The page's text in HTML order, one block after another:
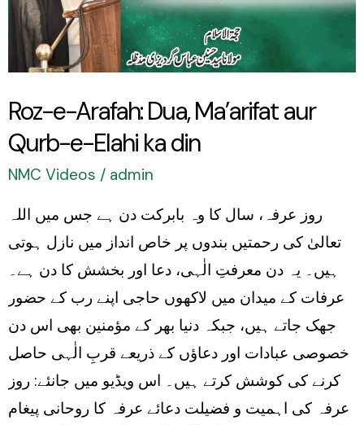
Roz-e-Arafah: Dua, Ma’arifat aur
Qurb-e-Elahi ka din
NMC Videos / admin
روز عرفہ، سال کا وہ بابرکت دن ہے جس میں اللہ
تعالیٰ کی رحمتیں بندوں پر خاص انداز میں نازل ہوتی
ہیں۔ یہ دن معرفتِ الٰہی، دعا اور بخشش کا دن ہے۔
عرفات کے میدان میں لاکھوں حاجی اپنے رب کے حضور
جھک جاتے ہیں، جبکہ دنیا بھر کے مؤمنین بھی اس دن
خصوصی عبادات اور دعاؤں کے ذریعے قربِ الٰہی حاصل
کرنے کی کوشش کرتے ہیں۔ اس ویڈیو میں جانئے: روز
عرفہ کی اہمیت و فضیلت دعائے عرفہ کا روحانی پیغام
aur
Qurb-
Elahi
ka
din